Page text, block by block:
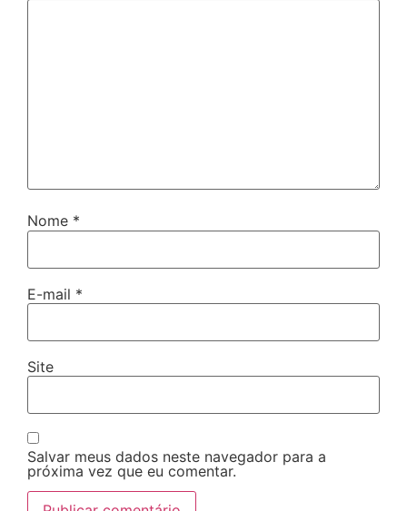
Nome *
E-mail *
Site
Salvar meus dados neste navegador para a
próxima vez que eu comentar.